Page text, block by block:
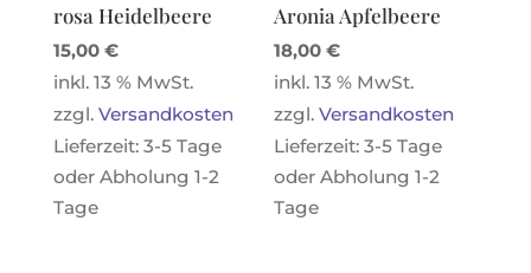
rosa Heidelbeere
15,00 €
inkl. 13 % MwSt.
zzgl. Versandkosten
Lieferzeit: 3-5 Tage
oder Abholung 1-2
Tage
Aronia Apfelbeere
18,00€
inkl. 13 % MwSt.
zzgl.Versandkosten
Lieferzeit:3-5 Tage
oder Abholung 1-2
Tage